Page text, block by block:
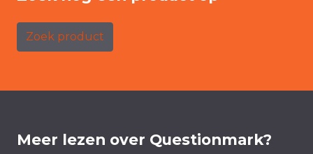
Zoek product
Meer lezen over Questionmark?